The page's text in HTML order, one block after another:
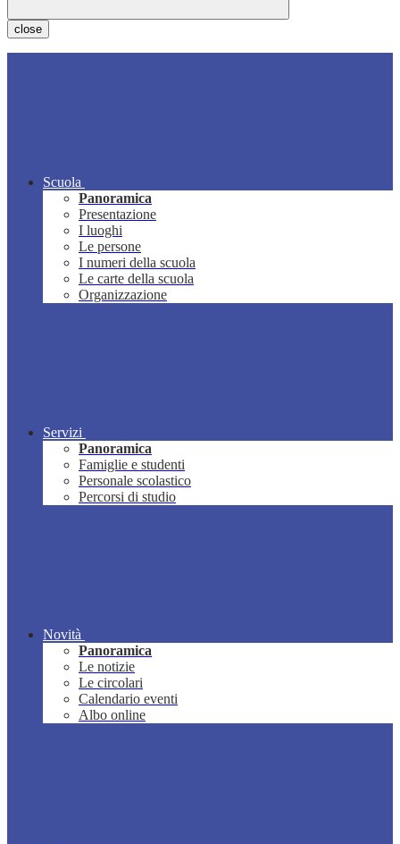
close
Scuola
Panoramica
Presentazione
I luoghi
Le persone
I numeri della scuola
Le carte della scuola
Organizzazione
Servizi
Panoramica
Famiglie e studenti
Personale scolastico
Percorsi di studio
Novità
Panoramica
Le notizie
Le circolari
Calendario eventi
Albo online